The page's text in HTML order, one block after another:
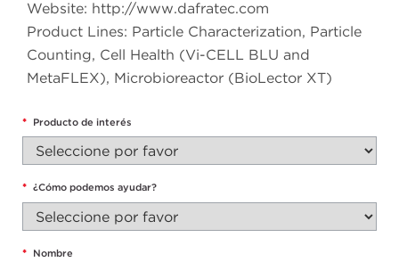
Website: http://www.dafratec.com
Product Lines: Particle Characterization, Particle
Counting, Cell Health (Vi-CELL BLU and
MetaFLEX), Microbioreactor (BioLector XT)
* Producto de interés
* ¿Cómo podemos ayudar?
* Nombre